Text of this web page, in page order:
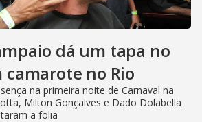
dá um tapa no
no Rio
na primeira noite de Carnaval na
Milton Gonçalves e Dado Dolabella
a folia